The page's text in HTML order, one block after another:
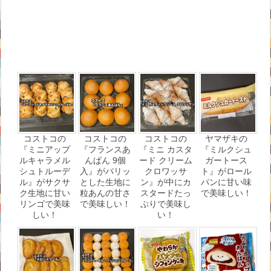
コストコの
『ミニアップ
ルキャラメル
シュトルーデ
ル』がサクサ
ク生地に甘い
リンゴで美味
しい！
コストコの
『フランスあ
んぱん 9個
入』がパリッ
とした生地に
粒あんの甘さ
で美味しい！
コストコの
『ミニ カスタ
ード クリーム
クロワッサ
ン』が中にカ
スタードたっ
ぷりで美味し
い！
ヤマザキの
『ミルクシュ
ガートース
ト』がロール
パンに甘い味
で美味しい！